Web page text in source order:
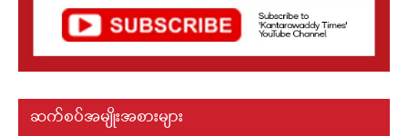
ဆက်စပ်အမျိုးအစားများ